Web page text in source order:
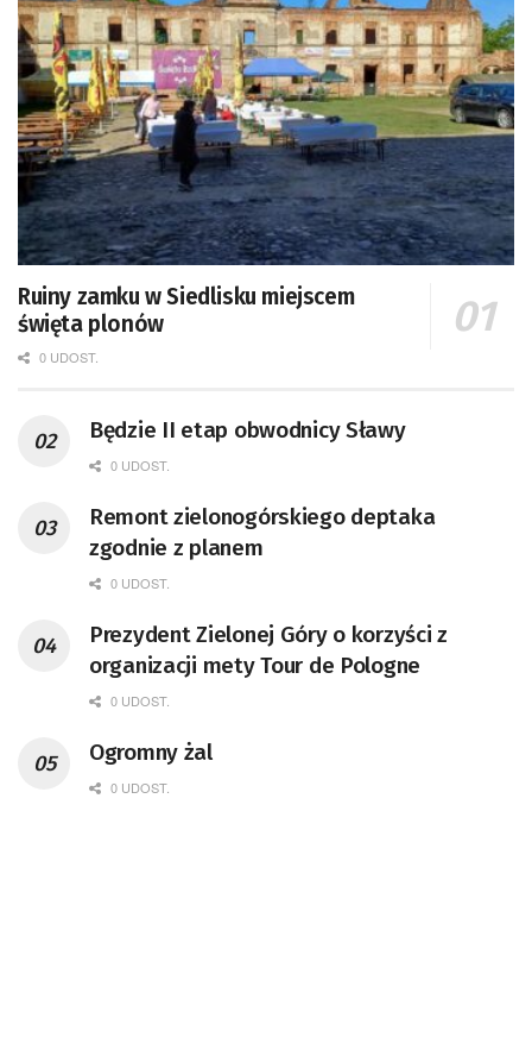
Ruiny zamku w Siedlisku miejscem
święta plonów
0 UDOST.
Będzie II etap obwodnicy Sławy
0 UDOST.
Remont zielonogórskiego deptaka
zgodnie z planem
0 UDOST.
Prezydent Zielonej Góry o korzyści z
organizacji mety Tour de Pologne
0 UDOST.
Ogromny żal
0 UDOST.